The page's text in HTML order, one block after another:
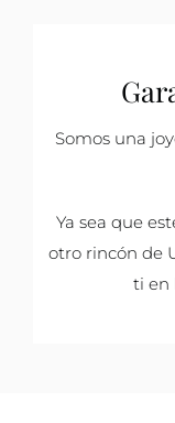
Somos una
Ya sea que
otro rincón de
ti en